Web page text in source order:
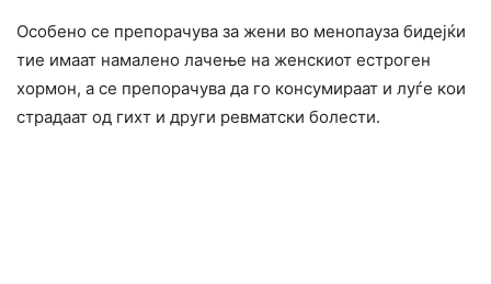
Особено се препорачува за жени во менопауза бидејќи
тие имаат намалено лачење на женскиот естроген
хормон, а се препорачува да го консумираат и луѓе кои
стpадаат од гихт и други ревматски болести.